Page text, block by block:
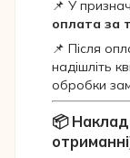
📌 У
оплата за
📌 Після
надішліть
обробки
📦